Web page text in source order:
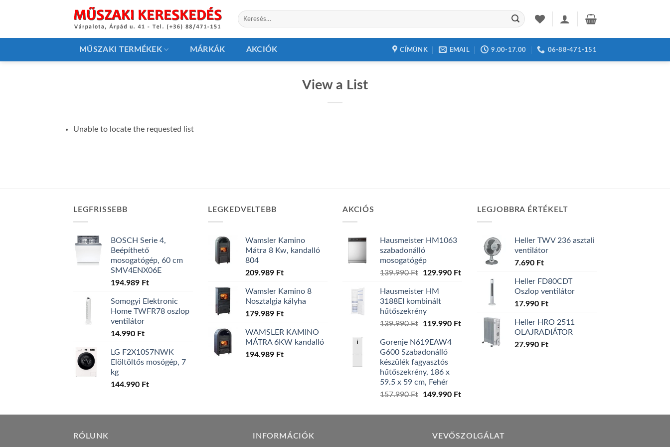
Keresés
a
MŰSZAKI TERMÉKEK MÁRKÁK AKCIÓK CÍMÜNK EMAIL 9.00-17.00 06-88-471-151
View a List
Unable to locate the requested list
LEGFRISSEBB
BOSCH Serie 4,
Beépíthető
mosogatógép, 60 cm
SMV4ENX06E
194.989 Ft
Somogyi Elektronic
Home TWFR78 oszlop
ventilátor
14.990 Ft
LG F2X10S7NWK
Elöltöltős mosógép, 7
kg
144.990 Ft
LEGKEDVELTEBB
Wamsler Kamino
Mátra 8 Kw, kandalló
804
209.989 Ft
Wamsler Kamino 8
Nosztalgia kályha
179.989 Ft
WAMSLER KAMINO
MÁTRA 6KW kandalló
194.989 Ft
AKCIÓS
Hausmeister HM1063
szabadonálló
mosogatógép
139.990Ft
Original
was:
139.990 Ft.
129.990 FtCurrent
129.990 Ft.
Hausmeister HM
3188EI kombinált
hűtőszekrény
139.990Ft
Original
was:
139.990 Ft.
119.990 FtCurrent
Gorenje N619EAW4
G600 Szabadonálló
készülék fagyasztós
hűtőszekrény, 186 x
59.5 x 59 cm, Fehér
157.990Ft
Original
was:
149.990 FtCurrent
is:
LEGJOBBRA ÉRTÉKELT
Heller TWV 236 asztali
ventilátor
7.690 Ft
Heller FD80CDT
Oszlop ventilátor
17.990 Ft
Heller HRO 2511
OLAJRADIÁTOR
27.990 Ft
RÓLUNK INFORMÁCIÓK VEVŐSZOLGÁLAT